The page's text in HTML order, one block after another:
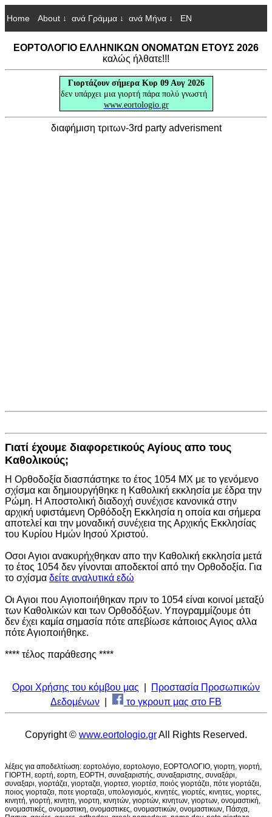
Home About ↓ ανά Γράμμα ↓ ανά Μήνα ↓ EN
ΕΟΡΤΟΛΟΓΙΟ ΕΛΛΗΝΙΚΩΝ ΟΝΟΜΑΤΩΝ ΕΤΟΥΣ 2026
καλώς ήλθατε!!!
Γιορτάζουν σήμερα Κυρ 09 Αυγ 2026
δεν υπάρχει μια γιορτή πάρα πολύ γνωστή
www.eortologio.gr
διαφήμιση τριτων-3rd party adverisment
Γιατί έχουμε διαφορετικούς Αγίους απο τους
Καθολικούς;
Η Ορθοδοξία διασπάστηκε το έτος 1054 ΜΧ με το γενόμενο
σχίσμα και δημιουργήθηκε η Καθολική εκκλησία με έδρα την
Ρώμη. Η Αποστολική διαδοχή συνέχισε κανονικά στην
αρχική υφιστάμενη Ορθόδοξη Εκκλησία η οποία και σήμερα
αποτελεί και την μοναδική συνέχεια της Αρχικής Εκκλησίας
του Κυρίου Ημών Ιησού Χριστού.
Οσοι Αγιοι ανακυρήχθηκαν απο την Καθολική εκκλησία μετά
το έτος 1054 δεν γίνονται αποδεκτοί από την Ορθοδοξία. Για
το σχίσμα δείτε αναλυτικά εδώ
Οι Αγιοι που Αγιοποιήθηκαν πριν το 1054 είναι κοινοί μεταξύ
των Καθολικών και των Ορθοδόξων. Υπογραμμίζουμε ότι
δεν έχει καμία σημασία πότε απεβίωσε κάποιος Αγιος αλλα
πότε Αγιοποιήθηκε.
**** τέλος παράθεσης ****
Οροι Χρήσης του κόμβου μας
Προστασία Προσωπικών
Δεδομένων
το γκρουπ μας στο FB
Copyright © www.eortologio.grAll Rights Reserved.
λέξεις για αποδελτίωση: εορτολόγιο, εορτολογιο, ΕΟΡΤΟΛΟΓΙΟ, γιορτη, γιορτή,
ΓΙΟΡΤΗ, εορτή, εορτη, ΕΟΡΤΗ, συναξαριστής, συναξαριστης, συναξάρι,
συναξαρι, γιορτάζει, γιορταζει, γιορτεσ, γιορτέσ, ποιός γιορτάζει, πότε γιορτάζει,
ποιος γιορταζει, ποτε γιορταζει, υπολογισμός, κινητές, γιορτές, κινητες, γιορτες,
κινητή, γιορτή, κινητη, γιορτη, κινητών, γιορτών, κινητων, γιορτων, ονομαστική,
ονομαστικές, ονομαστικη, ονομαστικες, ονομαστικών, ονομαστικων, Πάσχα,